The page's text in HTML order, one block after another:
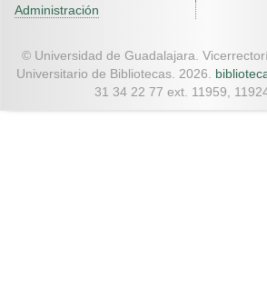
Administración
© Universidad de Guadalajara.
Universitario de Bibliotecas. 2026.
31 34 22 77 ext. 11959,